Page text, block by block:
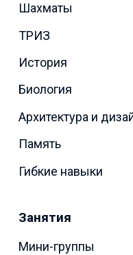
Шахматы
ТРИЗ
История
Биология
Архитектура и
Память
Гибкие навыки
Занятия
Мини-группы